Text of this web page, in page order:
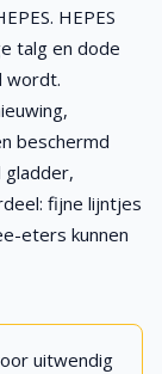
HEPES
talg en dode
wordt.
beschermd
fijne lijntjes
eters kunnen
uitwendig